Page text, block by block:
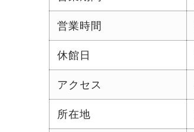
営業時間
休館日
アクセス
所在地